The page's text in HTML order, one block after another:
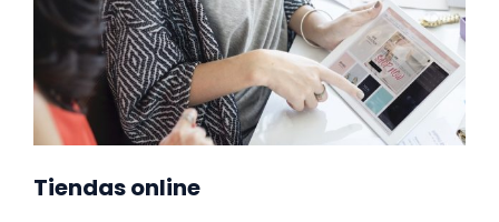
Tiendas online